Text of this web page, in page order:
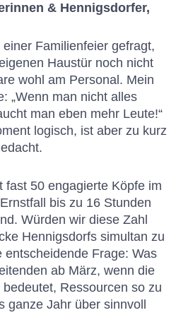
& Hennigsdorfer,
Familienfeier gefragt,
Haustür noch nicht
wohl am Personal. Mein
„Wenn man nicht alles
man eben mehr Leute!“
logisch, ist aber zu kurz
fast 50 engagierte Köpfe im
bis zu 16 Stunden
Würden wir diese Zahl
Hennigsdorfs simultan zu
entscheidende Frage: Was
ab März, wenn die
Ressourcen so zu
ganze Jahr über sinnvoll